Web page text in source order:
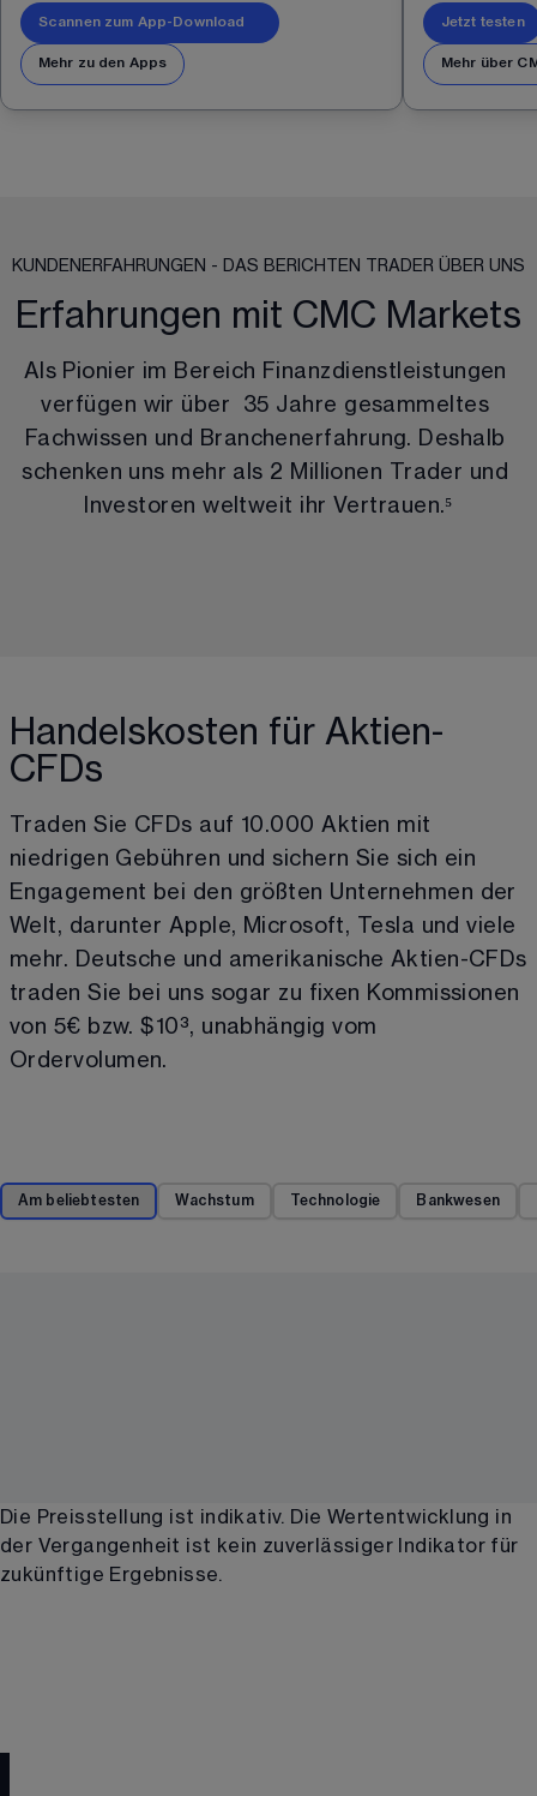
Scannen zum App-Download
Mehr zu den Apps
Jetzt testen
Mehr über
KUNDENERFAHRUNGEN - DAS BERICHTEN TRADER ÜBER UNS
Erfahrungen mit CMC Markets
Als Pionier im Bereich Finanzdienstleistungen
verfügen wir über 35 Jahre gesammeltes
Fachwissen und Branchenerfahrung. Deshalb
schenken uns mehr als 2 Millionen Trader und
Investoren weltweit ihr Vertrauen.⁵
Handelskosten für Aktien-
CFDs
Traden Sie CFDs auf 10.000 Aktien mit
niedrigen Gebühren und sichern Sie sich ein
Engagement bei den größten Unternehmen der
Welt, darunter Apple, Microsoft, Tesla und viele
mehr. Deutsche und amerikanische Aktien-CFDs
traden Sie bei uns sogar zu fixen Kommissionen
von 5€ bzw. $10³, unabhängig vom
Ordervolumen.
Am beliebtesten Wachstum Technologie Bankwesen
Die Preisstellung ist indikativ. Die Wertentwicklung in
der Vergangenheit ist kein zuverlässiger Indikator für
zukünftige Ergebnisse.